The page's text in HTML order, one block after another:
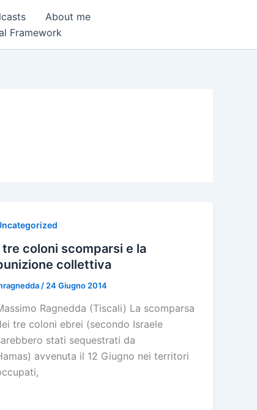
About me
Framework
tre coloni scomparsi e la
collettiva
/ 24 Giugno 2014
Ragnedda (Tiscali) La scomparsa
tre coloni ebrei (secondo Israele
stati sequestrati da
avvenuta il 12 Giugno nei territori